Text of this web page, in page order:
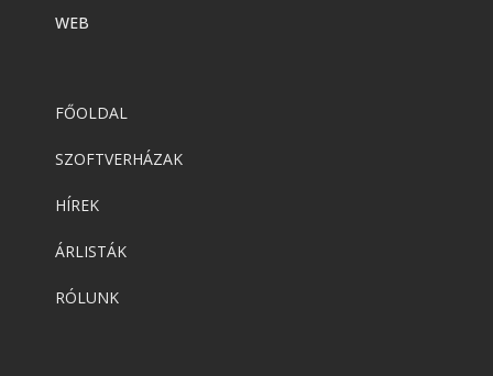
WEB
FŐOLDAL
SZOFTVERHÁZAK
HÍREK
ÁRLISTÁK
RÓLUNK